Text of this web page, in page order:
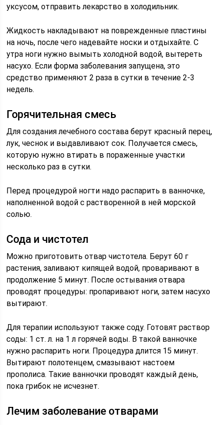
уксусом, отправить лекарство в холодильник.
Жидкость накладывают на поврежденные пластины
на ночь, после чего надевайте носки и отдыхайте. С
утра ноги нужно вымыть холодной водой, вытереть
насухо. Если форма заболевания запущена, это
средство применяют 2 раза в сутки в течение 2-3
недель.
Горячительная смесь
Для создания лечебного состава берут красный перец,
лук, чеснок и выдавливают сок. Получается смесь,
которую нужно втирать в пораженные участки
несколько раз в сутки.
Перед процедурой ногти надо распарить в ванночке,
наполненной водой с растворенной в ней морской
солью.
Сода и чистотел
Можно приготовить отвар чистотела. Берут 60 г
растения, заливают кипящей водой, проваривают в
продолжение 5 минут. После остывания отвара
проводят процедуры: пропаривают ноги, затем насухо
вытирают.
Для терапии используют также соду. Готовят раствор
соды: 1 ст. л. на 1 л горячей воды. В такой ванночке
нужно распарить ноги. Процедура длится 15 минут.
Вытирают полотенцем, смазывают настоем
прополиса. Такие ванночки проводят каждый день,
пока грибок не исчезнет.
Лечим заболевание отварами